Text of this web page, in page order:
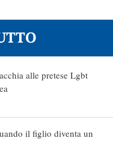
alle pretese Lgbt
il figlio diventa un